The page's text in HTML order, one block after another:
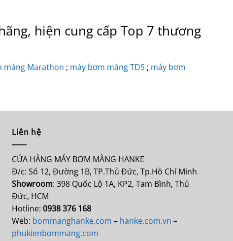
hiện cung cấp Top 7 thương
màng Marathon ; máy bơm màng TDS ; máy bơm
Liên hệ
CỬA HÀNG MÁY BƠM MÀNG HANKE
Đ/c: Số 12, Đường 1B, TP.Thủ Đức, Tp.Hồ Chí Minh
Showroom: 398 Quốc Lộ 1A, KP2, Tam Bình, Thủ
Đức, HCM
Hotline:0938 376 168
Web: bommanghanke.com– hanke.com.vn –
phukienbommang.com